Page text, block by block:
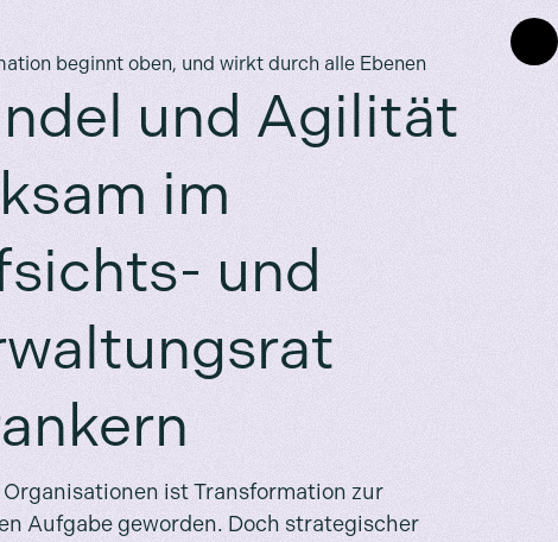
beginnt oben, und wirkt durch alle Ebenen
und Agilität
im
und
Organisationen ist Transformation zur
Aufgabe geworden. Doch strategischer